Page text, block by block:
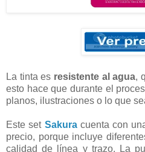
La tinta es resistente al agua,
esto hace que durante el
planos, ilustraciones o lo que
Este set Sakura cuenta con
precio, porque incluye
calidad de línea y trazo. La